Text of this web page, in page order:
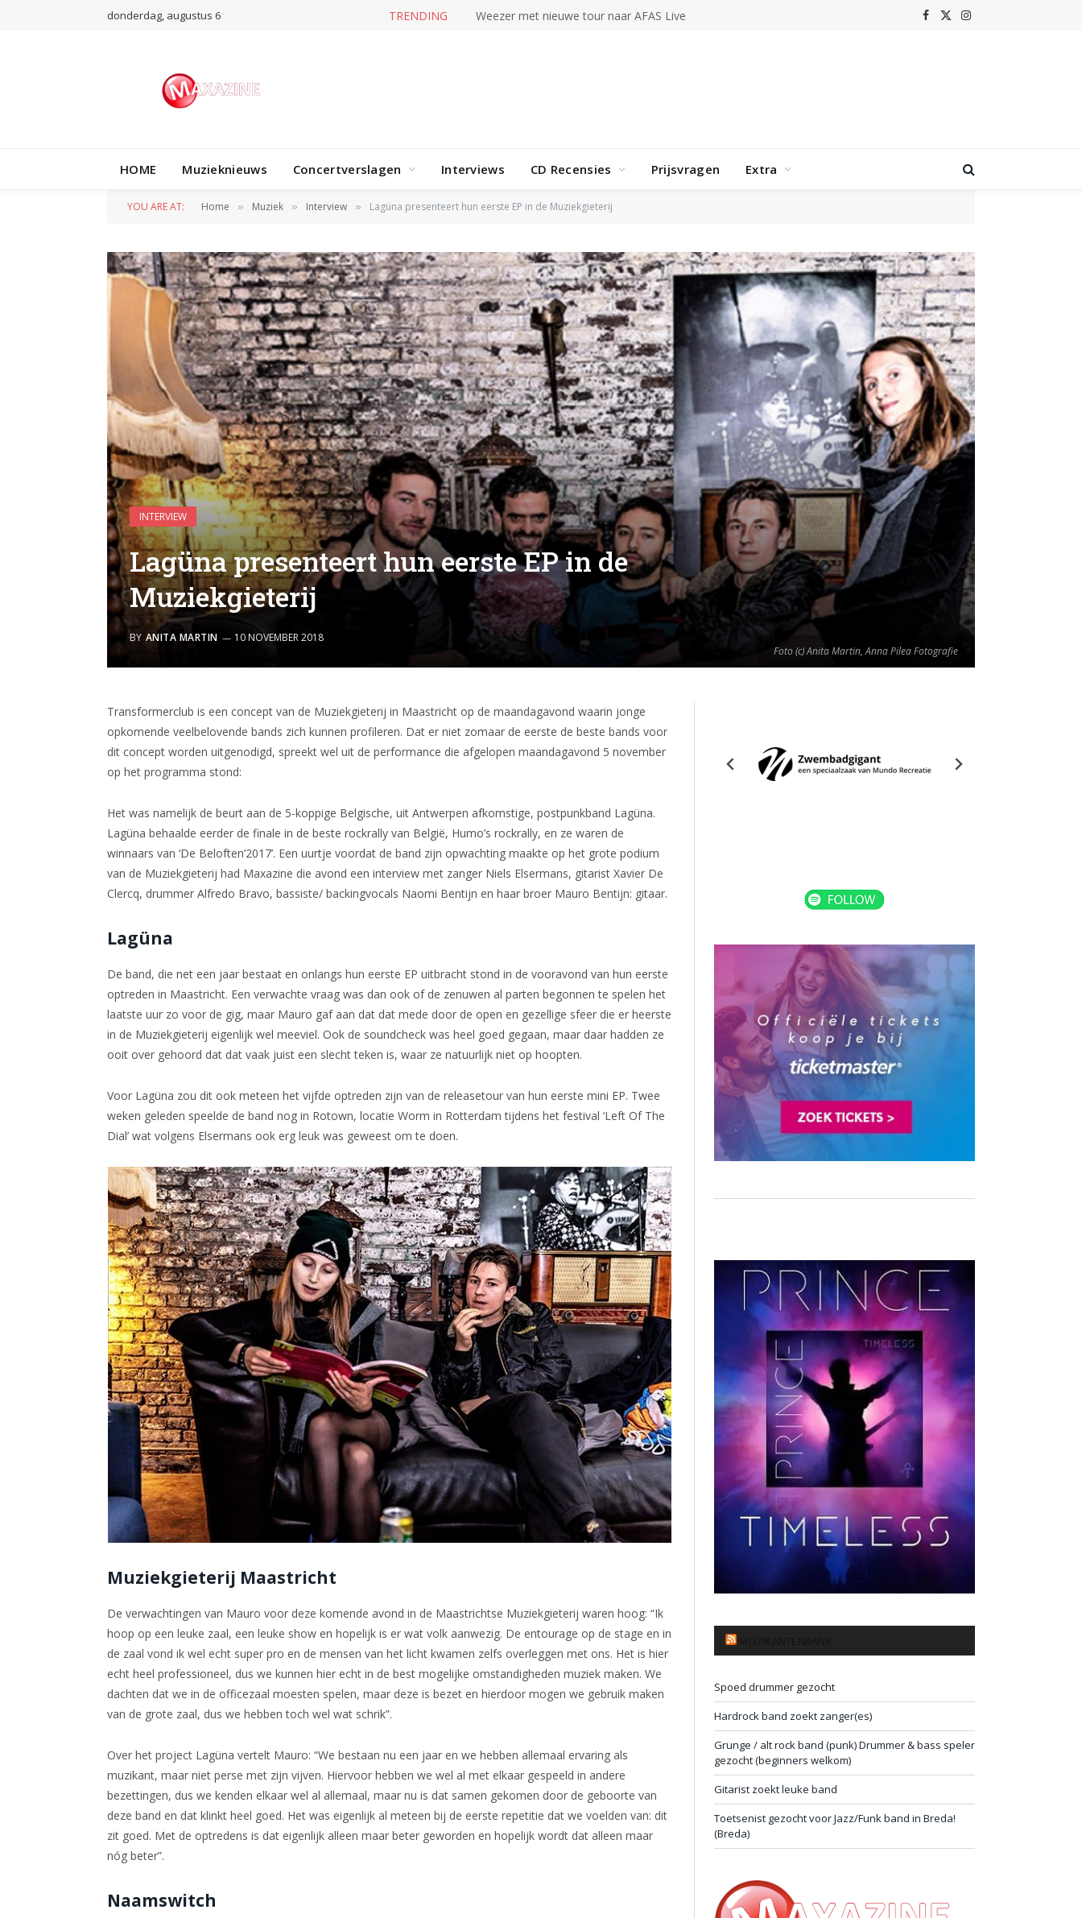
donderdag, augustus 6 TRENDING Karol G – No me arrepiento de sentir tanto Facebook
X
Instagram
HOME Muzieknieuws Concertverslagen Interviews CD Recensies Prijsvragen Extra
YOU ARE AT: Home » Muziek » Interview » Lagüna presenteert hun eerste EP in de Muziekgieterij
Foto (c) Anita Martin, Anna Pilea Fotografie
INTERVIEW
Lagüna presenteert hun eerste EP in de
Muziekgieterij
BY ANITA MARTIN 10 NOVEMBER 2018
Transformerclub is een concept van de Muziekgieterij in Maastricht op de maandagavond waarin jonge
opkomende veelbelovende bands zich kunnen profileren. Dat er niet zomaar de eerste de beste bands voor
dit concept worden uitgenodigd, spreekt wel uit de performance die afgelopen maandagavond 5 november
op het programma stond:
Het was namelijk de beurt aan de 5-koppige Belgische, uit Antwerpen afkomstige, postpunkband Lagüna.
Lagüna behaalde eerder de finale in de beste rockrally van België, Humo’s rockrally, en ze waren de
winnaars van ‘De Beloften’2017’. Een uurtje voordat de band zijn opwachting maakte op het grote podium
van de Muziekgieterij had Maxazine die avond een interview met zanger Niels Elsermans, gitarist Xavier De
Clercq, drummer Alfredo Bravo, bassiste/ backingvocals Naomi Bentijn en haar broer Mauro Bentijn: gitaar.
Lagüna
De band, die net een jaar bestaat en onlangs hun eerste EP uitbracht stond in de vooravond van hun eerste
optreden in Maastricht. Een verwachte vraag was dan ook of de zenuwen al parten begonnen te spelen het
laatste uur zo voor de gig, maar Mauro gaf aan dat dat mede door de open en gezellige sfeer die er heerste
in de Muziekgieterij eigenlijk wel meeviel. Ook de soundcheck was heel goed gegaan, maar daar hadden ze
ooit over gehoord dat dat vaak juist een slecht teken is, waar ze natuurlijk niet op hoopten.
Voor Lagüna zou dit ook meteen het vijfde optreden zijn van de releasetour van hun eerste mini EP. Twee
weken geleden speelde de band nog in Rotown, locatie Worm in Rotterdam tijdens het festival ‘Left Of The
Dial’ wat volgens Elsermans ook erg leuk was geweest om te doen.
Muziekgieterij Maastricht
De verwachtingen van Mauro voor deze komende avond in de Maastrichtse Muziekgieterij waren hoog: “Ik
hoop op een leuke zaal, een leuke show en hopelijk is er wat volk aanwezig. De entourage op de stage en in
de zaal vond ik wel echt super pro en de mensen van het licht kwamen zelfs overleggen met ons. Het is hier
echt heel professioneel, dus we kunnen hier echt in de best mogelijke omstandigheden muziek maken. We
dachten dat we in de officezaal moesten spelen, maar deze is bezet en hierdoor mogen we gebruik maken
van de grote zaal, dus we hebben toch wel wat schrik”.
Over het project Lagüna vertelt Mauro: “We bestaan nu een jaar en we hebben allemaal ervaring als
muzikant, maar niet perse met zijn vijven. Hiervoor hebben we wel al met elkaar gespeeld in andere
bezettingen, dus we kenden elkaar wel al allemaal, maar nu is dat samen gekomen door de geboorte van
deze band en dat klinkt heel goed. Het was eigenlijk al meteen bij de eerste repetitie dat we voelden van: dit
zit goed. Met de optredens is dat eigenlijk alleen maar beter geworden en hopelijk wordt dat alleen maar
nóg beter”.
Naamswitch
Spoed drummer gezocht
Hardrock band zoekt zanger(es)
Grunge / alt rock band (punk) Drummer & bass speler
gezocht (beginners welkom)
Gitarist zoekt leuke band
Toetsenist gezocht voor Jazz/Funk band in Breda!
(Breda)